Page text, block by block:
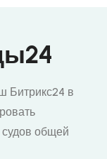
Битрикс24 в
общей